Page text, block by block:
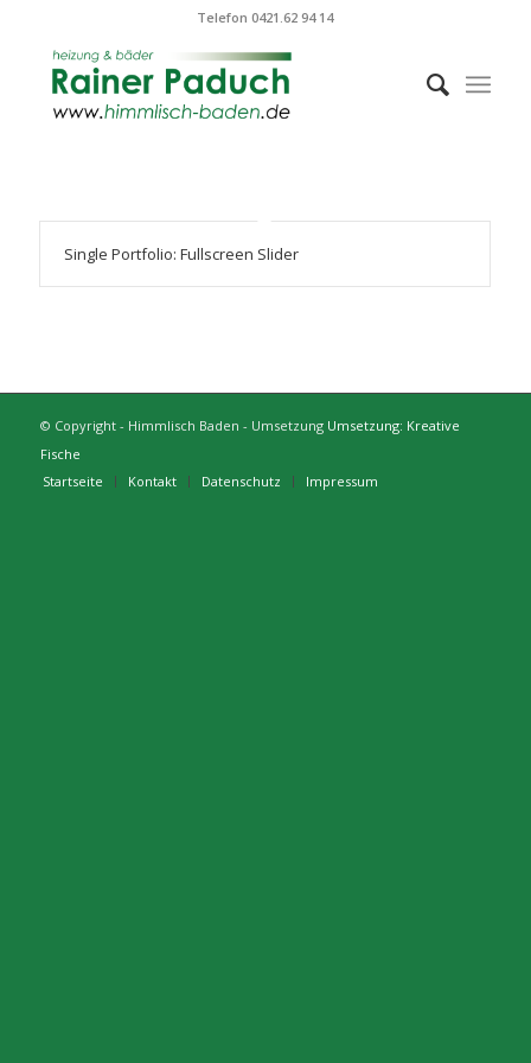
Telefon 0421.62 94 14
Single Portfolio: Fullscreen Slider
© Copyright - Himmlisch Baden - Umsetzung Umsetzung: Kreative
Fische
Startseite
Kontakt Datenschutz Impressum